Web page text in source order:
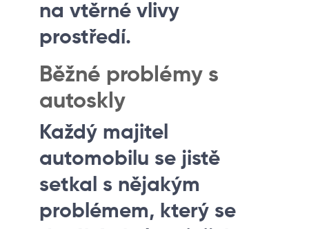
na vtěrné vlivy
prostředí.
Běžné problémy s
autoskly
Každý majitel
automobilu se jistě
setkal s nějakým
problémem, který se